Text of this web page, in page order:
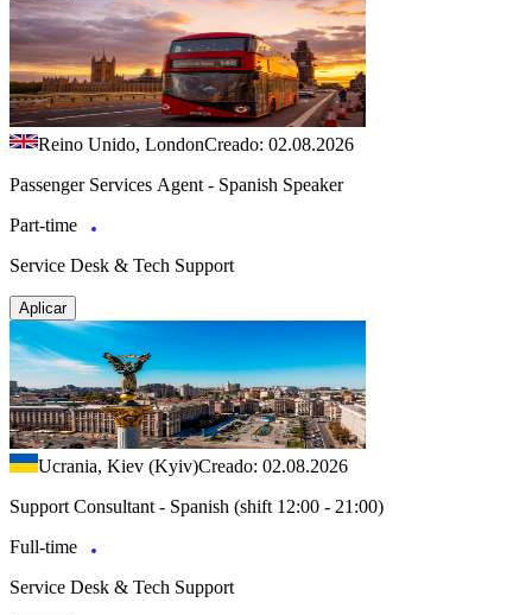
Reino Unido, LondonCreado: 02.08.2026
Passenger Services Agent - Spanish Speaker
Part-time
Service Desk & Tech Support
Aplicar
Ucrania, Kiev (Kyiv)Creado: 02.08.2026
Support Consultant - Spanish (shift 12:00 - 21:00)
Full-time
Service Desk & Tech Support